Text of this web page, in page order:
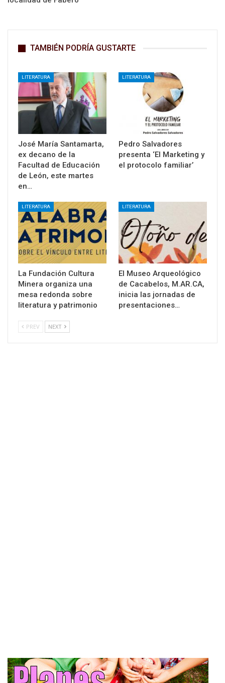
TAMBIÉN PODRÍA GUSTARTE
LITERATURA
José María Santamarta,
ex decano de la
Facultad de Educación
de León, este martes
en…
LITERATURA
Pedro Salvadores
presenta ‘El Marketing y
el protocolo familiar’
LITERATURA
La Fundación Cultura
Minera organiza una
mesa redonda sobre
literatura y patrimonio
LITERATURA
El Museo Arqueológico
de Cacabelos, M.AR.CA,
inicia las jornadas de
presentaciones…
PREV NEXT